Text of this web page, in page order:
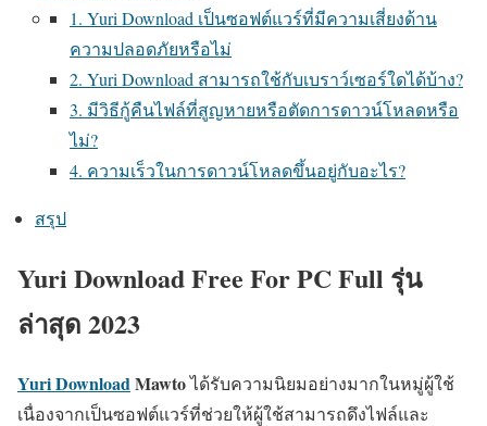
1. Yuri Download เป็นซอฟต์แวร์ที่มีความเสี่ยงด้าน
ความปลอดภัยหรือไม่
2. Yuri Download สามารถใช้กับเบราว์เซอร์ใดได้บ้าง?
3. มีวิธีกู้คืนไฟล์ที่สูญหายหรือตัดการดาวน์โหลดหรือ
ไม่?
4. ความเร็วในการดาวน์โหลดขึ้นอยู่กับอะไร?
สรุป
Yuri Download Free For PC Full รุ่น
ล่าสุด 2023
Yuri DownloadMawtoได้รับความนิยมอย่างมากในหมู่ผู้ใช้
เนื่องจากเป็นซอฟต์แวร์ที่ช่วยให้ผู้ใช้สามารถดึงไฟล์และ